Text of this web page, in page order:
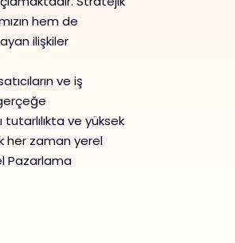
hem de
ilişkiler
ve iş
ve yüksek
her zaman yerel
Pazarlama